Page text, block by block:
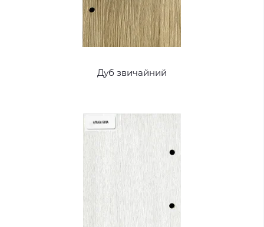
Дуб звичайний